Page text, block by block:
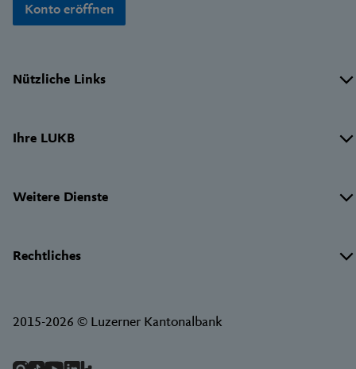
Konto eröffnen
Nützliche Links
Ihre LUKB
Weitere Dienste
Rechtliches
2015-2026 © Luzerner Kantonalbank